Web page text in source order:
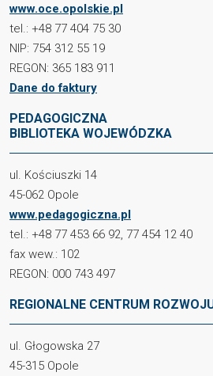
www.oce.opolskie.pl
tel.: +48 77 404 75 30
NIP: 754 312 55 19
REGON: 365 183 911
Dane do faktury
PEDAGOGICZNA
BIBLIOTEKA WOJEWÓDZKA
ul. Kościuszki 14
45-062 Opole
www.pedagogiczna.pl
tel.: +48 77 453 66 92, 77 454 12 40
fax wew.: 102
REGON: 000 743 497
REGIONALNE CENTRUM
ul. Głogowska 27
45-315 Opole